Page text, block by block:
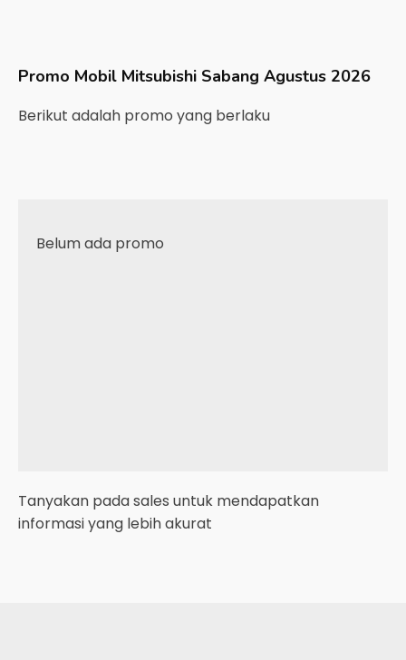
Promo Mobil Mitsubishi Sabang Agustus 2026
Berikut adalah promo yang berlaku
Belum ada promo
Tanyakan pada sales untuk mendapatkan
informasi yang lebih akurat